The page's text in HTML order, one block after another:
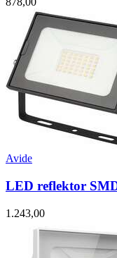
Avide
LED reflektor
1.243,00